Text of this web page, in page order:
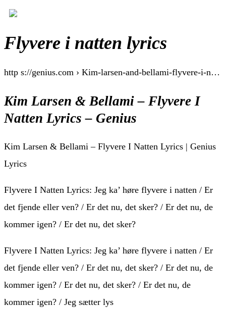
Flyvere i natten lyrics
http s://genius.com › Kim-larsen-and-bellami-flyvere-i-n…
Kim Larsen & Bellami – Flyvere I
Natten Lyrics – Genius
Kim Larsen & Bellami – Flyvere I Natten Lyrics | Genius
Lyrics
Flyvere I Natten Lyrics: Jeg ka’ høre flyvere i natten / Er
det fjende eller ven? / Er det nu, det sker? / Er det nu, de
kommer igen? / Er det nu, det sker?
Flyvere I Natten Lyrics: Jeg ka’ høre flyvere i natten / Er
det fjende eller ven? / Er det nu, det sker? / Er det nu, de
kommer igen? / Er det nu, det sker? / Er det nu, de
kommer igen? / Jeg sætter lys